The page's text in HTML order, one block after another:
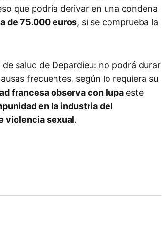
que podría derivar en una condena
de 75.000 euros, si se comprueba la
salud de Depardieu: no podrá durar
frecuentes, según lo requiera su
francesa observa con lupa este
en la industria del
violencia sexual.